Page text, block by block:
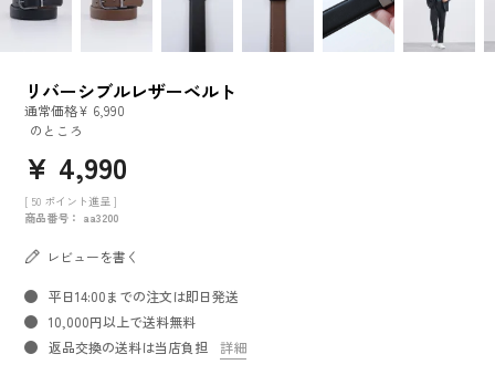
リバーシブルレザーベルト
通常価格¥ 6,990
のところ
¥ 4,990
[ 50 ポイント進呈 ]
商品番号
aa3200
レビューを書く
平日14:00までの注文は即日発送
10,000円以上で送料無料
返品交換の送料は当店負担
詳細